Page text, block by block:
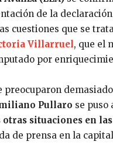
de la
cuestiones que se
Villarruel, que el
por
preocuparon
Pullaro se puso
situaciones en
de prensa en la